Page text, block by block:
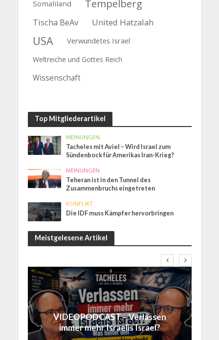
Somaliland Tempelberg
Tischa BeAv United Hatzalah
USA Verwundetes Israel
Weltreiche und Gottes Reich
Wissenschaft
Top Mitgliederartikel
MEINUNGEN
Tacheles mit Aviel – Wird Israel zum
Sündenbock für Amerikas Iran-Krieg?
MEINUNGEN
Teheran ist in den Tunnel des
Zusammenbruchs eingetreten
KONFLIKT
Die IDF muss Kämpfer hervorbringen
Meistgelesene Artikel
Videopodcast
VIDEOPODCAST – Verlassen
immer mehr Israelis Israel?